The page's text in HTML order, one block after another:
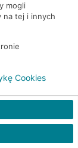
Cash)
mogli
na tej i innych
Cookies